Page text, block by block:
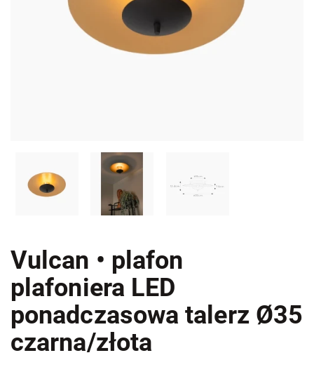
Vulcan • plafon
plafoniera LED
ponadczasowa talerz Ø35
czarna/złota